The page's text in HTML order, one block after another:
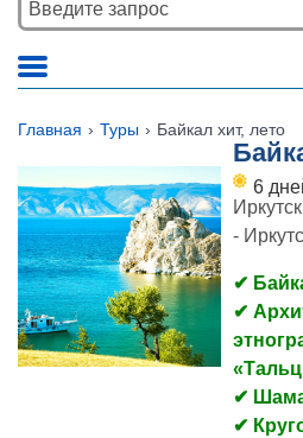
Главная Туры Байкал хит, лето
6
-
✔
✔
✔
✔